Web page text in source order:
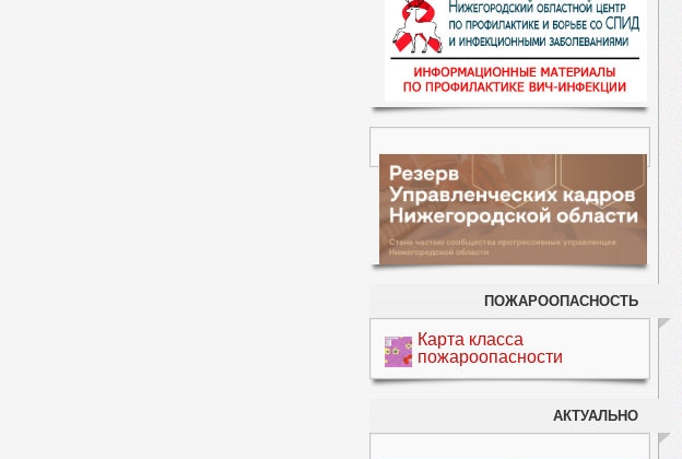
ПОЖАРООПАСНОСТЬ
Карта класса
пожароопасности
АКТУАЛЬНО